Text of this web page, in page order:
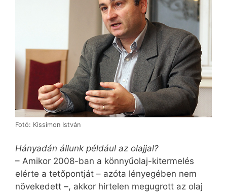
Fotó: Kissimon István
Hányadán állunk például az olajjal?
– Amikor 2008-ban a könnyűolaj-kitermelés
elérte a tetőpontját – azóta lényegében nem
növekedett –, akkor hirtelen megugrott az olaj